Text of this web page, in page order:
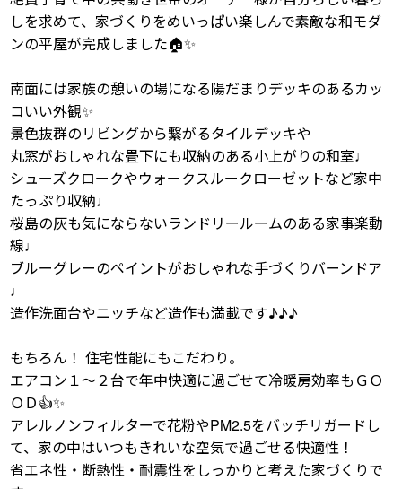
しを求めて、家づくりをめいっぱい楽しんで素敵な和モダ
ンの平屋が完成しました🏠✨
南面には家族の憩いの場になる陽だまりデッキのあるカッ
コいい外観✨
景色抜群のリビングから繋がるタイルデッキや
丸窓がおしゃれな畳下にも収納のある小上がりの和室♩
シューズクロークやウォークスルークローゼットなど家中
たっぷり収納♩
桜島の灰も気にならないランドリールームのある家事楽動
線♩
ブルーグレーのペイントがおしゃれな手づくりバーンドア
♩
造作洗面台やニッチなど造作も満載です♪♪♪
もちろん！ 住宅性能にもこだわり。
エアコン１～２台で年中快適に過ごせて冷暖房効率もＧＯ
ＯＤ👍✨
アレルノンフィルターで花粉やPM2.5をバッチリガードし
て、家の中はいつもきれいな空気で過ごせる快適性！
省エネ性・断熱性・耐震性をしっかりと考えた家づくりで